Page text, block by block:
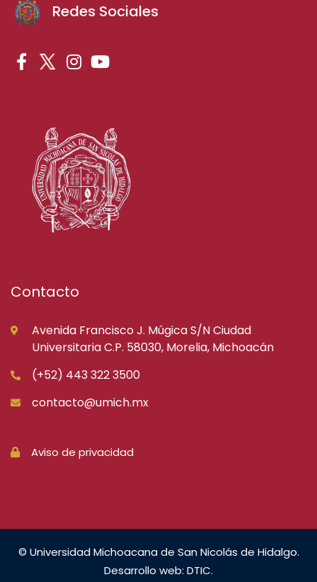
Redes Sociales
Contacto
Avenida Francisco J. Múgica S/N Ciudad
Universitaria C.P. 58030, Morelia, Michoacán
(+52) 443 322 3500
contacto@umich.mx
Aviso de privacidad
© Universidad Michoacana de San Nicolás de Hidalgo.
Desarrollo web: DTIC.